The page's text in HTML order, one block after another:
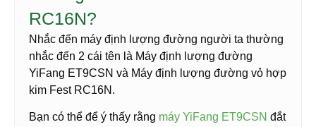
RC16N?
Nhắc đến máy định lượng đường người ta thường
nhắc đến 2 cái tên là Máy định lượng đường
YiFang ET9CSN và Máy định lượng đường vỏ hợp
kim Fest RC16N.
Bạn có thể để ý thấy rằng máy YiFang ET9CSN đắt